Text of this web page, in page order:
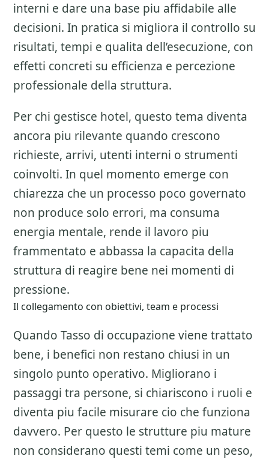
interni e dare una base piu affidabile alle
decisioni. In pratica si migliora il controllo su
risultati, tempi e qualita dell’esecuzione, con
effetti concreti su efficienza e percezione
professionale della struttura.
Per chi gestisce hotel, questo tema diventa
ancora piu rilevante quando crescono
richieste, arrivi, utenti interni o strumenti
coinvolti. In quel momento emerge con
chiarezza che un processo poco governato
non produce solo errori, ma consuma
energia mentale, rende il lavoro piu
frammentato e abbassa la capacita della
struttura di reagire bene nei momenti di
pressione.
Il collegamento con obiettivi, team e processi
Quando Tasso di occupazione viene trattato
bene, i benefici non restano chiusi in un
singolo punto operativo. Migliorano i
passaggi tra persone, si chiariscono i ruoli e
diventa piu facile misurare cio che funziona
davvero. Per questo le strutture piu mature
non considerano questi temi come un peso,